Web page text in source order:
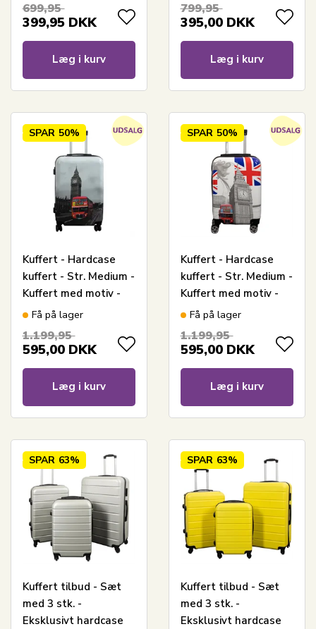
699,95
399,95 DKK
Læg i kurv
799,95
395,00 DKK
Læg i kurv
SPAR 50%
Kuffert - Hardcase
kuffert - Str. Medium -
Kuffert med motiv -
Big Ben - Eksklusiv
Få på lager
1.199,95
595,00 DKK
Læg i kurv
SPAR 50%
Kuffert - Hardcase
kuffert - Str. Medium -
Kuffert med motiv -
City of London -
rejsekuffert
Få på lager
1.199,95
595,00 DKK
Læg i kurv
SPAR 63%
Kuffert tilbud - Sæt
med 3 stk. -
Eksklusivt hardcase
SPAR 63%
Kuffert tilbud - Sæt
med 3 stk. -
Eksklusivt hardcase